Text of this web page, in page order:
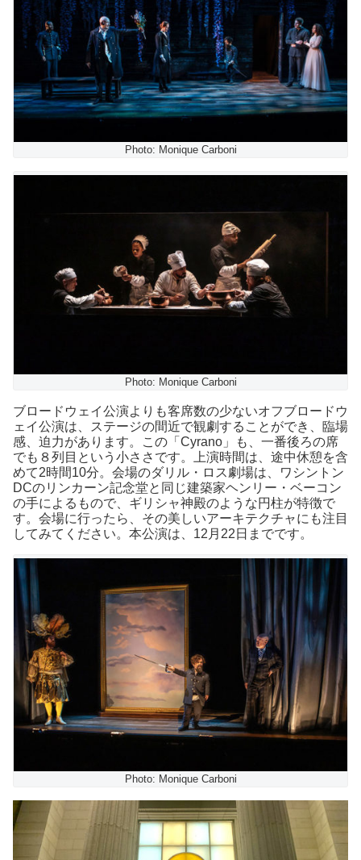
Photo: Monique Carboni
Photo: Monique Carboni
ブロードウェイ公演よりも客席数の少ないオフブロードウ
ェイ公演は、ステージの間近で観劇することができ、臨場
感、迫力があります。この「Cyrano」も、一番後ろの席
でも８列目という小ささです。上演時間は、途中休憩を含
めて2時間10分。会場のダリル・ロス劇場は、ワシントン
DCのリンカーン記念堂と同じ建築家ヘンリー・ベーコン
の手によるもので、ギリシャ神殿のような円柱が特徴で
す。会場に行ったら、その美しいアーキテクチャにも注目
してみてください。本公演は、12月22日までです。
Photo: Monique Carboni